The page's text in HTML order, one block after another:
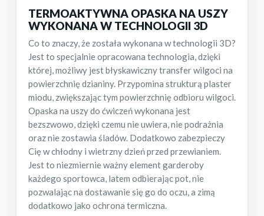
TERMOAKTYWNA OPASKA NA USZY
WYKONANA W TECHNOLOGII 3D
Co to znaczy, że została wykonana w technologii 3D?
Jest to specjalnie opracowana technologia, dzięki
której, możliwy jest błyskawiczny transfer wilgoci na
powierzchnię dzianiny. Przypomina strukturą plaster
miodu, zwiększając tym powierzchnię odbioru wilgoci.
Opaska na uszy do ćwiczeń wykonana jest
bezszwowo, dzięki czemu nie uwiera, nie podrażnia
oraz nie zostawia śladów. Dodatkowo zabezpieczy
Cię w chłodny i wietrzny dzień przed przewianiem.
Jest to niezmiernie ważny element garderoby
każdego sportowca, latem odbierając pot, nie
pozwalając na dostawanie się go do oczu, a zimą
dodatkowo jako ochrona termiczna.